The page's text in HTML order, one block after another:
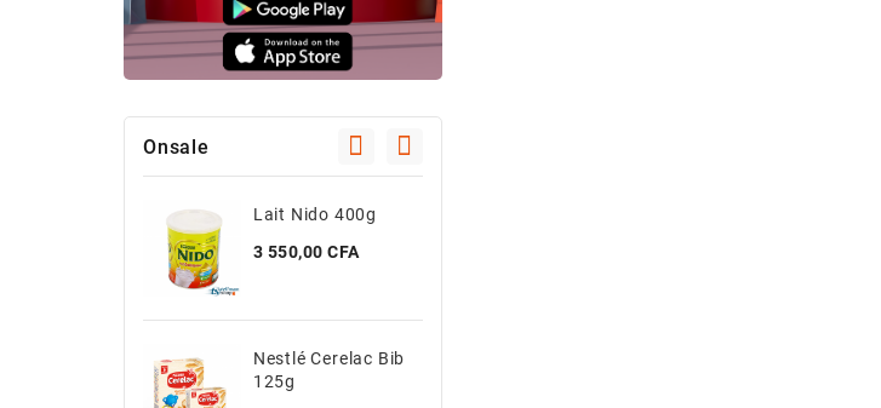
Onsale
Lait Nido 400g
Prix
3 550,00 CFA
Nestlé Cerelac Bib
125g